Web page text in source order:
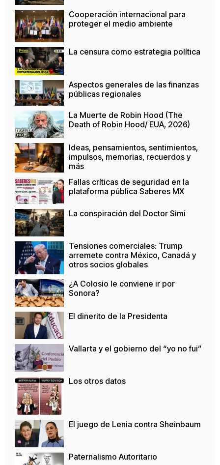
Cooperación internacional para
proteger el medio ambiente
La censura como estrategia política
Aspectos generales de las finanzas
públicas regionales
La Muerte de Robin Hood (The
Death of Robin Hood/ EUA, 2026)
Ideas, pensamientos, sentimientos,
impulsos, memorias, recuerdos y
más
Fallas críticas de seguridad en la
plataforma pública Saberes MX
La conspiración del Doctor Simi
Tensiones comerciales: Trump
arremete contra México, Canadá y
otros socios globales
¿A Colosio le conviene ir por
Sonora?
El dinerito de la Presidenta
Vallarta y el gobierno del “yo no fui”
Los otros datos
El juego de Lenia contra Sheinbaum
Paternalismo Autoritario